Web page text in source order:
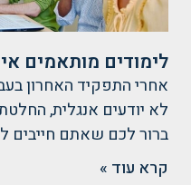
לימודים מותאמים
אחרי התפקיד האחרון
לא יודעים אנגלית,
ברור לכם שאתם חייבים
קרא עוד »